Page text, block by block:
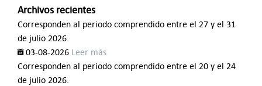
Archivos recientes
Corresponden al periodo comprendido entre el 27 y el 31
de julio 2026.
03-08-2026 Leer más
Corresponden al periodo comprendido entre el 20 y el 24
de julio 2026.